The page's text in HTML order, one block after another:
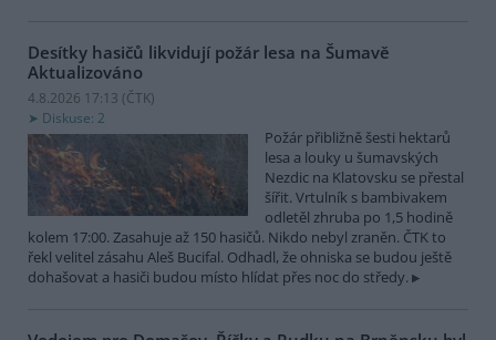
Desítky hasičů likvidují požár lesa na Šumavě
Aktualizováno
4.8.2026 17:13 (ČTK)
Diskuse: 2
Požár přibližně šesti hektarů
lesa a louky u šumavských
Nezdic na Klatovsku se přestal
šířit. Vrtulník s bambivakem
odletěl zhruba po 1,5 hodině
kolem 17:00. Zasahuje až 150 hasičů. Nikdo nebyl zraněn. ČTK to
řekl velitel zásahu Aleš Bucifal. Odhadl, že ohniska se budou ještě
dohašovat a hasiči budou místo hlídat přes noc do středy.